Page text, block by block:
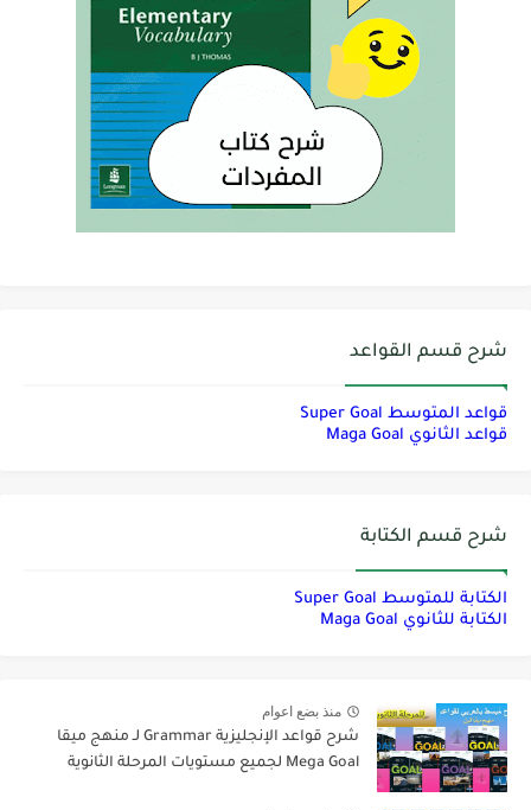
شرح قسم القواعد
قواعد المتوسط Super Goal
قواعد الثانوي Maga Goal
شرح قسم الكتابة
الكتابة للمتوسط Super Goal
الكتابة للثانوي Maga Goal
منذ بضع اعوام
شرح قواعد الإنجليزية Grammar لـ منهج ميقا
Mega Goal لجميع مستويات المرحلة الثانوية